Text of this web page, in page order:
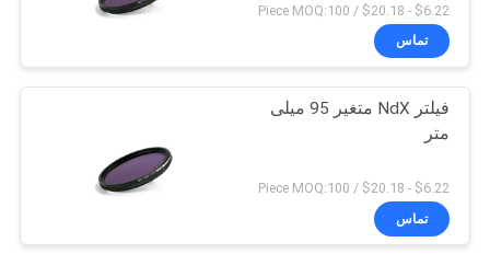
$6.22 - $20.18 / Piece MOQ:100
تماس
فیلتر NdX متغیر 95 میلی
متر
$6.22 - $20.18 / Piece MOQ:100
تماس